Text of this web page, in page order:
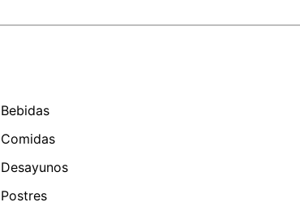
Bebidas
Comidas
Desayunos
Postres